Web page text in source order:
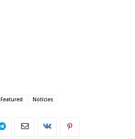
Featured Notícies